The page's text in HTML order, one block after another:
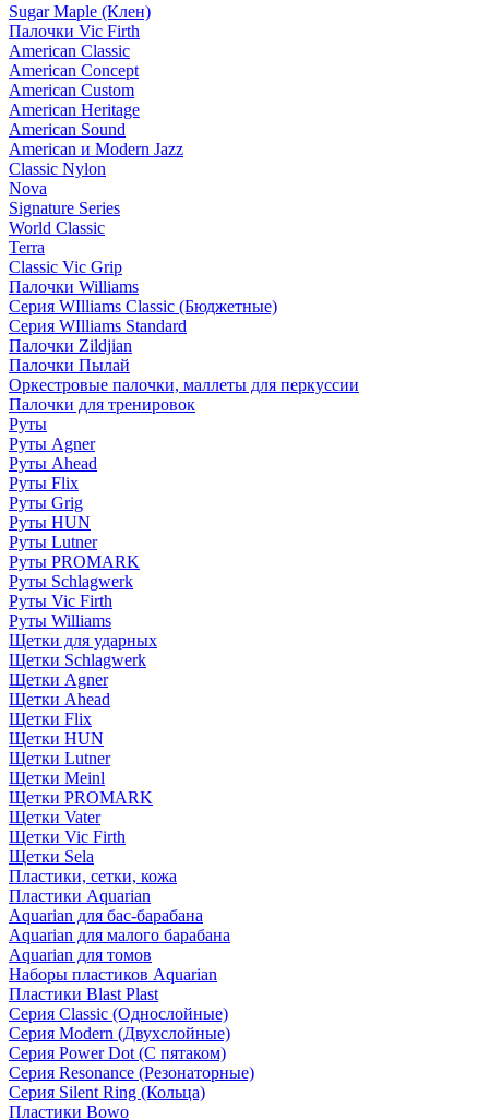
Sugar Maple (Клен)
Палочки Vic Firth
American Classic
American Concept
American Custom
American Heritage
American Sound
American и Modern Jazz
Classic Nylon
Nova
Signature Series
World Classic
Terra
Classic Vic Grip
Палочки Williams
Серия WIlliams Classic (Бюджетные)
Серия WIlliams Standard
Палочки Zildjian
Палочки Пылай
Оркестровые палочки, маллеты для перкуссии
Палочки для тренировок
Руты
Руты Agner
Руты Ahead
Руты Flix
Руты Grig
Руты HUN
Руты Lutner
Руты PROMARK
Руты Schlagwerk
Руты Vic Firth
Руты Williams
Щетки для ударных
Щетки Schlagwerk
Щетки Agner
Щетки Ahead
Щетки Flix
Щетки HUN
Щетки Lutner
Щетки Meinl
Щетки PROMARK
Щетки Vater
Щетки Vic Firth
Щетки Sela
Пластики, сетки, кожа
Пластики Aquarian
Aquarian для бас-барабана
Aquarian для малого барабана
Aquarian для томов
Наборы пластиков Aquarian
Пластики Blast Plast
Серия Classic (Однослойные)
Серия Modern (Двухслойные)
Серия Power Dot (С пятаком)
Серия Resonance (Резонаторные)
Серия Silent Ring (Кольца)
Пластики Bowo